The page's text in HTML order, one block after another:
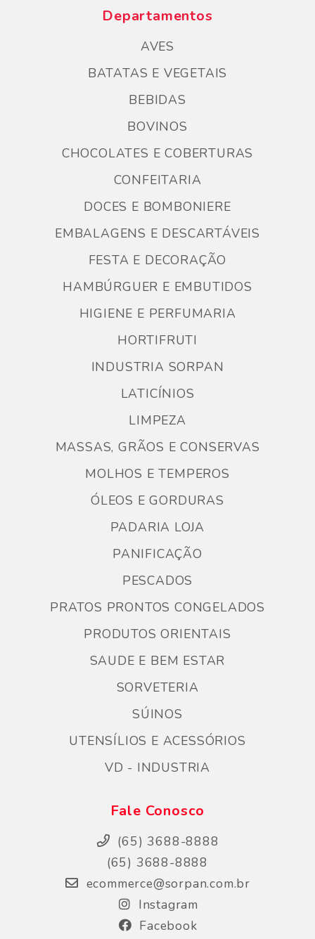
Departamentos
AVES
BATATAS E VEGETAIS
BEBIDAS
BOVINOS
CHOCOLATES E COBERTURAS
CONFEITARIA
DOCES E BOMBONIERE
EMBALAGENS E DESCARTÁVEIS
FESTA E DECORAÇÃO
HAMBÚRGUER E EMBUTIDOS
HIGIENE E PERFUMARIA
HORTIFRUTI
INDUSTRIA SORPAN
LATICÍNIOS
LIMPEZA
MASSAS, GRÃOS E CONSERVAS
MOLHOS E TEMPEROS
ÓLEOS E GORDURAS
PADARIA LOJA
PANIFICAÇÃO
PESCADOS
PRATOS PRONTOS CONGELADOS
PRODUTOS ORIENTAIS
SAUDE E BEM ESTAR
SORVETERIA
SÚINOS
UTENSÍLIOS E ACESSÓRIOS
VD - INDUSTRIA
Fale Conosco
(65) 3688-8888
(65) 3688-8888
ecommerce@sorpan.com.br
Instagram
Facebook